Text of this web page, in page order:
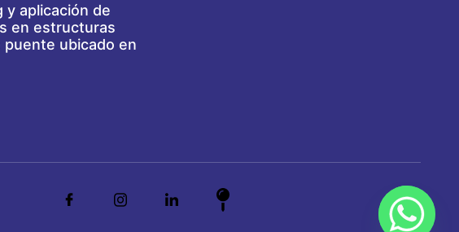
y aplicación de
en estructuras
puente ubicado en